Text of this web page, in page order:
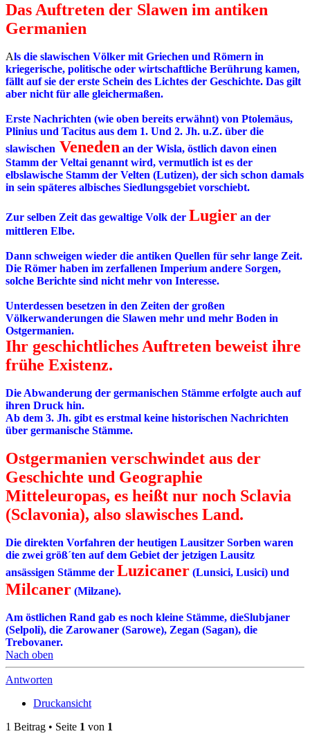
Das Auftreten der Slawen im antiken
Germanien
Als die slawischen Völker mit Griechen und Römern in
kriegerische, politische oder wirtschaftliche Berührung kamen,
fällt auf sie der erste Schein des Lichtes der Geschichte. Das gilt
aber nicht für alle gleichermaßen.
Erste Nachrichten (wie oben bereits erwähnt) von Ptolemäus,
Plinius und Tacitus aus dem 1. Und 2. Jh. u.Z. über die
slawischen Veneden an der Wisla, östlich davon einen
Stamm der Veltai genannt wird, vermutlich ist es der
elbslawische Stamm der Velten (Lutizen), der sich schon damals
in sein späteres albisches Siedlungsgebiet vorschiebt.
Zur selben Zeit das gewaltige Volk der Lugier an der
mittleren Elbe.
Dann schweigen wieder die antiken Quellen für sehr lange Zeit.
Die Römer haben im zerfallenen Imperium andere Sorgen,
solche Berichte sind nicht mehr von Interesse.
Unterdessen besetzen in den Zeiten der großen
Völkerwanderungen die Slawen mehr und mehr Boden in
Ostgermanien.
Ihr geschichtliches Auftreten beweist ihre
frühe Existenz.
Die Abwanderung der germanischen Stämme erfolgte auch auf
ihren Druck hin.
Ab dem 3. Jh. gibt es erstmal keine historischen Nachrichten
über germanische Stämme.
Ostgermanien verschwindet aus der
Geschichte und Geographie
Mitteleuropas, es heißt nur noch Sclavia
(Sclavonia), also slawisches Land.
Die direkten Vorfahren der heutigen Lausitzer Sorben waren
die zwei größ´ten auf dem Gebiet der jetzigen Lausitz
ansässigen Stämme der Luzicaner (Lunsici, Lusici) und
Milcaner (Milzane).
Am östlichen Rand gab es noch kleine Stämme, dieSlubjaner
(Selpoli), die Zarowaner (Sarowe), Zegan (Sagan), die
Trebovaner.
Nach oben
Antworten
Druckansicht
1 Beitrag • Seite 1 von 1